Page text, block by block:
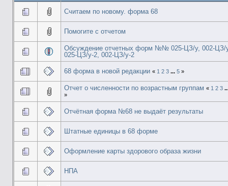
Считаем по новому. форма 68
Помогите с отчетом
Обсуждение отчетных форм №№ 025-ЦЗ/у, 002-ЦЗ/
025-ЦЗ/у-2, 002-ЦЗ/у-2
68 форма в новой редакции « 1 2 3 ... 5»
Отчет о численности по возрастным группам « 1 2 3
»
Отчётная форма №68 не выдаёт результаты
Штатные единицы в 68 форме
Оформление карты здорового образа жизни
НПА